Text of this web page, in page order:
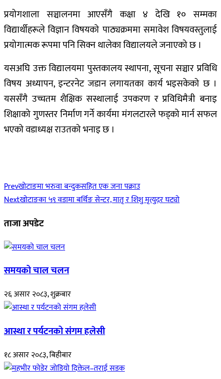
प्रयोगशाला सञ्चालनमा आएसँगै कक्षा ४ देखि १० सम्मका
विद्यार्थीहरूले विज्ञान विषयको पाठ्यक्रममा समावेश विषयवस्तुलाई
प्रयोगात्मक रूपमा पनि सिक्न थालेका विद्यालयले जनाएको छ ।
यसअघि उक्त विद्यालयमा पुस्तकालय स्थापना, सूचना सञ्चार प्रविधि
विषय अध्यापन, इन्टरनेट जडान लगायतका कार्य भइसकेको छ ।
यससँगै उच्चतम शैक्षिक सस्थालाई उपकरण र प्रविधिमैत्री बनाइ
शिक्षाको गुणस्तर निर्माण गर्ने कार्यमा मंगलटारले फड्को मार्न सफल
भएको वडाध्यक्ष राउतको भनाइ छ ।
Prevखोटाङमा भरुवा बन्दुकसहित एक जना पक्राउ
Nextखोटाङका ५९ वडामा बर्थिङ सेन्टर, मातृ र शिशु मृत्युदर घट्यो
ताजा अपडेट
समयको चाल चलन
२६ असार २०८३, शुक्रबार
आस्था र पर्यटनको संगम हलेसी
१८ असार २०८३, बिहीबार